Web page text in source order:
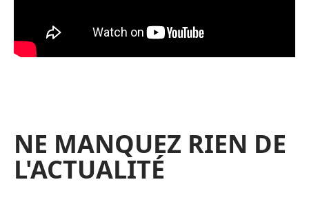
NE MANQUEZ RIEN DE
L'ACTUALITÉ